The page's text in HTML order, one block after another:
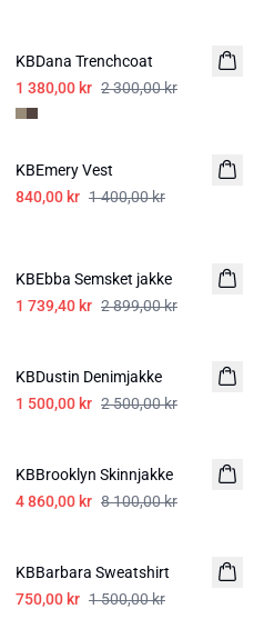
KBDana Trenchcoat
1 380,00 kr 2 300,00 kr
-40%
KBEmery Vest
840,00 kr 1 400,00 kr
KBEbba Semsket jakke
1 739,40 kr 2 899,00 kr
KBDustin Denimjakke
1 500,00 kr 2 500,00 kr
KBBrooklyn Skinnjakke
4 860,00 kr 8 100,00 kr
KBBarbara Sweatshirt
750,00 kr 1 500,00 kr